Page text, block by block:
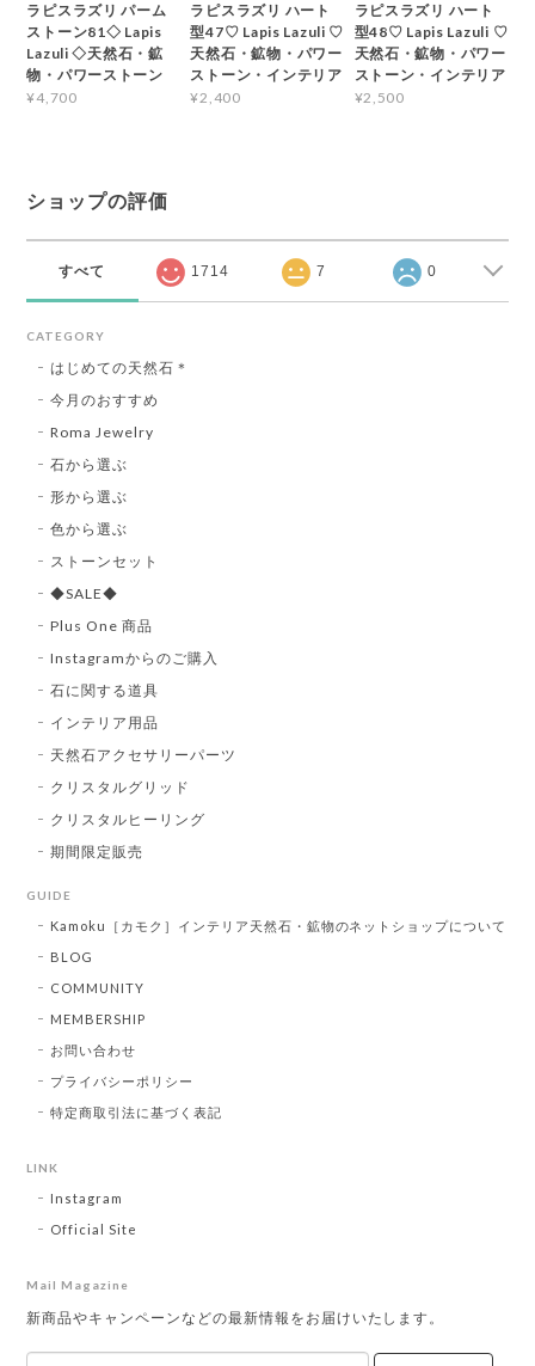
ラピスラズリ パーム
ストーン81◇ Lapis
Lazuli ◇天然石・鉱
物・パワーストーン
¥4,700
ラピスラズリ ハート
型47♡ Lapis Lazuli ♡
天然石・鉱物・パワー
ストーン・インテリア
¥2,400
ラピスラズリ ハート
型48♡ Lapis Lazuli ♡
天然石・鉱物・パワー
ストーン・インテリア
¥2,500
ショップの評価
すべて 1714 7 0
CATEGORY
はじめての天然石＊
今月のおすすめ
Roma Jewelry
石から選ぶ
形から選ぶ
色から選ぶ
ストーンセット
◆SALE◆
Plus One 商品
Instagramからのご購入
石に関する道具
インテリア用品
天然石アクセサリーパーツ
クリスタルグリッド
クリスタルヒーリング
期間限定販売
GUIDE
Kamoku［カモク］インテリア天然石・鉱物のネットショップについて
BLOG
COMMUNITY
MEMBERSHIP
お問い合わせ
プライバシーポリシー
特定商取引法に基づく表記
LINK
Instagram
Official Site
Mail Magazine
新商品やキャンペーンなどの最新情報をお届けいたします。